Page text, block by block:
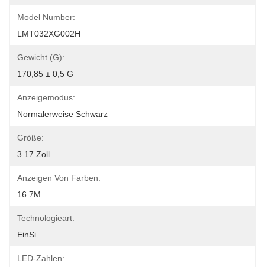
Model Number:
LMT032XG002H
Gewicht (G):
170,85 ± 0,5 G
Anzeigemodus:
Normalerweise Schwarz
Größe:
3.17 Zoll.
Anzeigen Von Farben:
16.7M
Technologieart:
EinSi
LED-Zahlen: